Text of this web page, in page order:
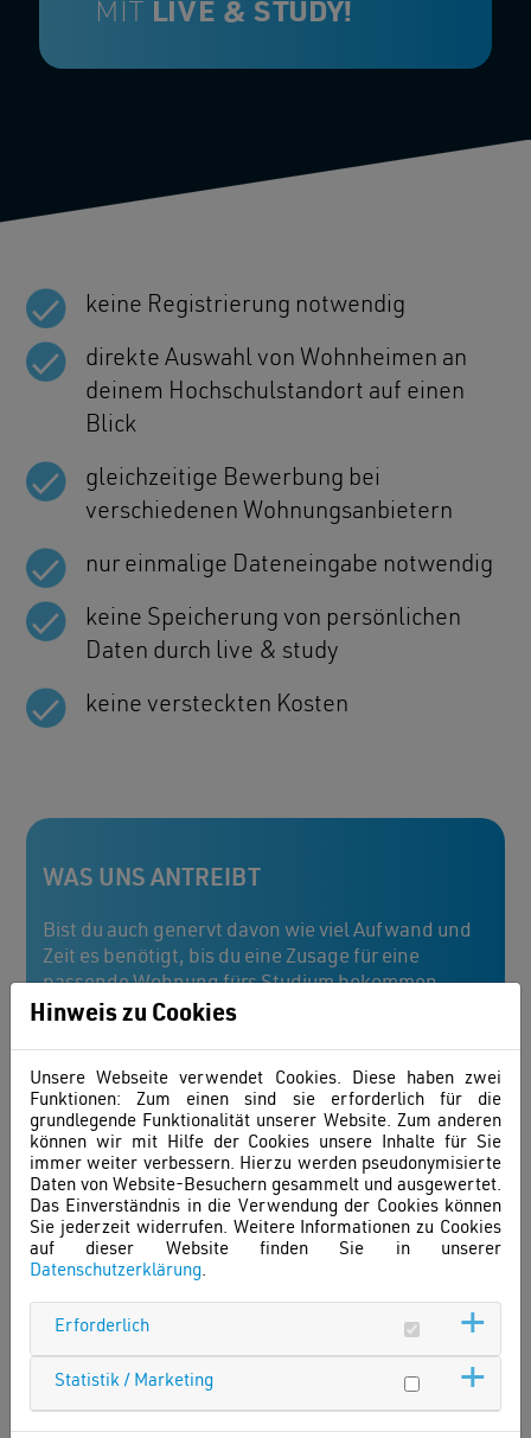
MIT LIVE & STUDY!
keine Registrierung notwendig
direkte Auswahl von Wohnheimen an
deinem Hochschulstandort auf einen
Blick
gleichzeitige Bewerbung bei
verschiedenen Wohnungsanbietern
nur einmalige Dateneingabe notwendig
keine Speicherung von persönlichen
Daten durch live & study
keine versteckten Kosten
WAS UNS ANTREIBT
Bist du auch genervt davon wie viel Aufwand und
Zeit es benötigt, bis du eine Zusage für eine
passende Wohnung fürs Studium bekommen
hast?
dann mitgeteilt zu bekommen, dass das
Wohnheim bereits ausgebucht ist?
Wäre es nicht toll, wenn du dir diesen Stress nicht
machen müsstest?
Genau hier setzen wir an:
Wir bieten dir einen Überblick über die Vielzahl an
Wohnunterkünften an deinem Hochschulort.
Aus dieser Vielzahl wählst du dir deine Favoriten
zusammen.
Wohnheime gleichzeitig eine unverbindliche und
Hinweis zu Cookies
Unsere Webseite verwendet Cookies. Diese haben zwei
Funktionen: Zum einen sind sie erforderlich für die
grundlegende Funktionalität unserer Website. Zum anderen
können wir mit Hilfe der Cookies unsere Inhalte für Sie
immer weiter verbessern. Hierzu werden pseudonymisierte
Daten von Website-Besuchern gesammelt und ausgewertet.
Das Einverständnis in die Verwendung der Cookies können
Sie jederzeit widerrufen. Weitere Informationen zu Cookies
auf dieser Website finden Sie in unserer
Datenschutzerklärung.
Erforderlich
Statistik / Marketing